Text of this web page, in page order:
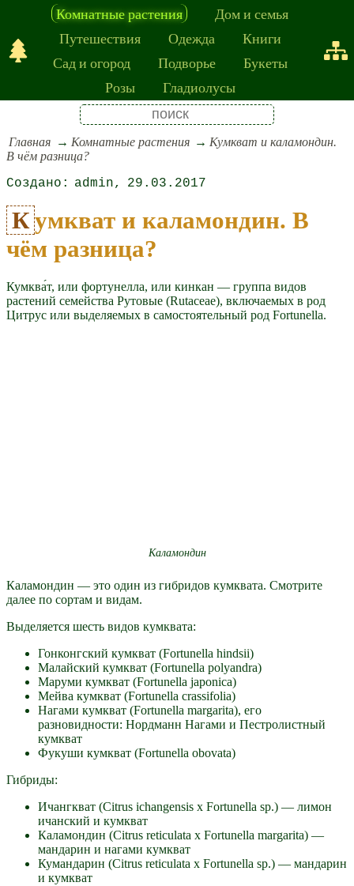
Комнатные растения
Дом и семья
Путешествия
Одежда
Книги
Сад и огород
Подворье
Букеты
Розы
Гладиолусы
Главная Комнатные растения
Кумкват и каламондин.
В чём разница?
admin 29.03.2017
Кумкват и каламондин. В
чём разница?
Кумква́т, или фортунелла, или кинкан — группа видов
растений семейства Рутовые (Rutaceae), включаемых в род
Цитрус или выделяемых в самостоятельный род Fortunella.
Каламондин
Каламондин — это один из гибридов кумквата. Смотрите
далее по сортам и видам.
Выделяется шесть видов кумквата:
Гонконгский кумкват (Fortunella hindsii)
Малайский кумкват (Fortunella polyandra)
Маруми кумкват (Fortunella japonica)
Мейва кумкват (Fortunella crassifolia)
Нагами кумкват (Fortunella margarita), его
разновидности: Нордманн Нагами и Пестролистный
кумкват
Фукуши кумкват (Fortunella obovata)
Гибриды:
Ичангкват (Citrus ichangensis x Fortunella sp.) — лимон
ичанский и кумкват
Каламондин (Citrus reticulata x Fortunella margarita) —
мандарин и нагами кумкват
Кумандарин (Citrus reticulata x Fortunella sp.) — мандарин
и кумкват